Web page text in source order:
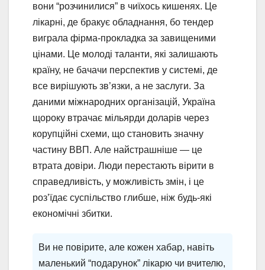
вони “розчинилися” в чиїхось кишенях. Це
лікарні, де бракує обладнання, бо тендер
виграла фірма-прокладка за завищеними
цінами. Це молоді таланти, які залишають
країну, не бачачи перспектив у системі, де
все вирішують зв’язки, а не заслуги. За
даними міжнародних організацій, Україна
щороку втрачає мільярди доларів через
корупційні схеми, що становить значну
частину ВВП. Але найстрашніше — це
втрата довіри. Люди перестають вірити в
справедливість, у можливість змін, і це
роз’їдає суспільство глибше, ніж будь-які
економічні збитки.
Ви не повірите, але кожен хабар, навіть
маленький “подарунок” лікарю чи вчителю,